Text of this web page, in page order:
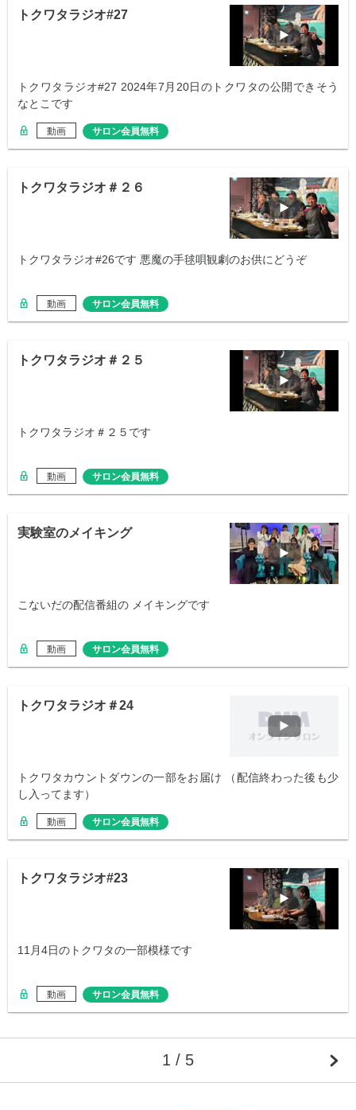
トクワタラジオ#27
トクワタラジオ#27 2024年7月20日のトクワタの公開できそう
なとこです
動画 サロン会員無料
トクワタラジオ＃２６
トクワタラジオ#26です 悪魔の手毬唄観劇のお供にどうぞ
動画 サロン会員無料
トクワタラジオ＃２５
トクワタラジオ＃２５です
動画 サロン会員無料
実験室のメイキング
こないだの配信番組の メイキングです
動画 サロン会員無料
トクワタラジオ＃24
トクワタカウントダウンの一部をお届け （配信終わった後も少
し入ってます）
動画 サロン会員無料
トクワタラジオ#23
11月4日のトクワタの一部模様です
動画 サロン会員無料
1 / 5